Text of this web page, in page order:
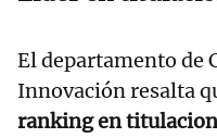
El departamento de
Innovación resalta
ranking en